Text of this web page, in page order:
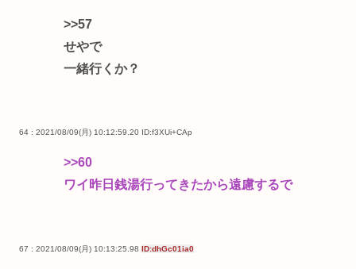
>>57
せやで
一緒行くか？
64 : 2021/08/09(月) 10:12:59.20 ID:f3XUi+CAp
>>60
ワイ昨日銭湯行ってきたから遠慮するで
67 : 2021/08/09(月) 10:13:25.98 ID:dhGc01ia0